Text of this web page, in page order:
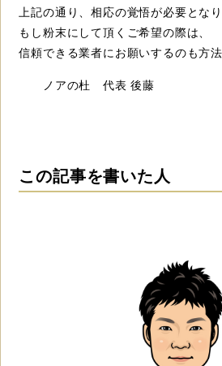
上記の通り、相応の覚悟が必要となり
もし粉末にして頂くご希望の際は、
信頼できる業者にお願いするのも方
ノアの杜 代表 後藤
この記事を書いた人